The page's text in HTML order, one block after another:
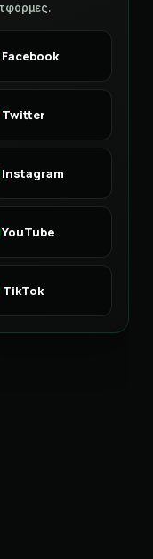
Facebook
Twitter
Instagram
YouTube
TikTok